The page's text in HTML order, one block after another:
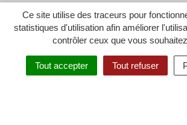
Ce site utilise des traceurs pour
statistiques d'utilisation afin améliorer
contrôler ceux que vous
Tout accepter Tout refuser
Plan du site
Politique de confidentialité
Crédits